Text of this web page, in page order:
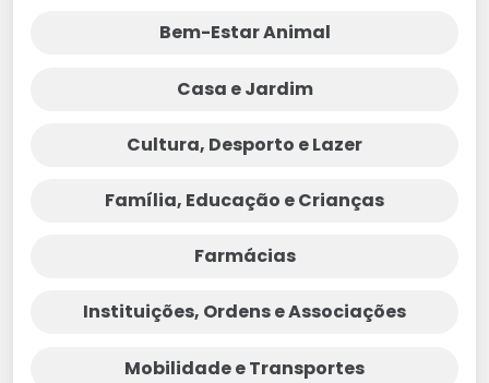
Bem-Estar Animal
Casa e Jardim
Cultura, Desporto e Lazer
Família, Educação e Crianças
Farmácias
Instituições, Ordens e Associações
Mobilidade e Transportes